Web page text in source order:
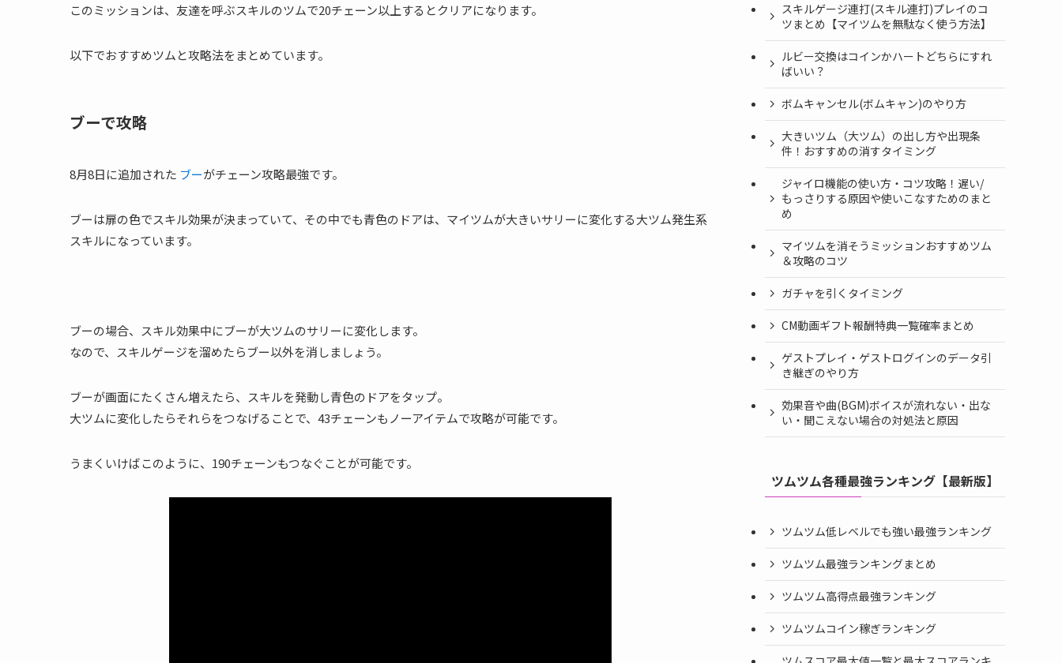
このミッションは、友達を呼ぶスキルのツムで20チェーン以上するとクリアになります。
以下でおすすめツムと攻略法をまとめています。
ブーで攻略
8月8日に追加された ブーがチェーン攻略最強です。
ブーは扉の色でスキル効果が決まっていて、その中でも青色のドアは、マイツムが大きいサリーに変化する大ツム発生系
スキルになっています。
ブーの場合、スキル効果中にブーが大ツムのサリーに変化します。
なので、スキルゲージを溜めたらブー以外を消しましょう。
ブーが画面にたくさん増えたら、スキルを発動し青色のドアをタップ。
大ツムに変化したらそれらをつなげることで、43チェーンもノーアイテムで攻略が可能です。
うまくいけばこのように、190チェーンもつなぐことが可能です。
スキルゲージ連打(スキル連打)プレイのコ
ツまとめ【マイツムを無駄なく使う方法】
ルビー交換はコインかハートどちらにすれ
ばいい？
ボムキャンセル(ボムキャン)のやり方
大きいツム（大ツム）の出し方や出現条
件！おすすめの消すタイミング
ジャイロ機能の使い方・コツ攻略！遅い/
もっさりする原因や使いこなすためのまと
め
マイツムを消そうミッションおすすめツム
＆攻略のコツ
ガチャを引くタイミング
CM動画ギフト報酬特典一覧確率まとめ
ゲストプレイ・ゲストログインのデータ引
き継ぎのやり方
効果音や曲(BGM)ボイスが流れない・出な
い・聞こえない場合の対処法と原因
ツムツム各種最強ランキング【最新版】
ツムツム低レベルでも強い最強ランキング
ツムツム最強ランキングまとめ
ツムツム高得点最強ランキング
ツムツムコイン稼ぎランキング